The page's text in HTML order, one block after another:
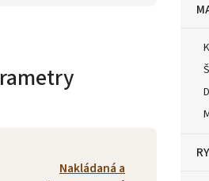
Nakládaná a